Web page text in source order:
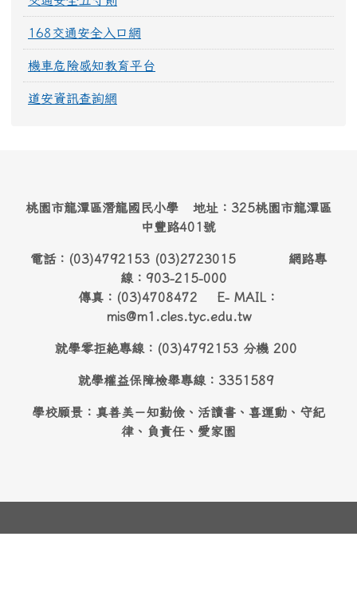
168交通安全入口網
機車危險感知教育平台
道安資訊查詢網
桃園市龍潭區潛龍國民小學 地址：325桃園市龍潭區
中豐路401號
電話：(03)4792153 (03)2723015 網路專
線：903-215-000
傳真：(03)4708472 E- MAIL：
mis@m1.cles.tyc.edu.tw
就學零拒絶專線：(03)4792153 分機 200
就學權益保障檢舉專線：3351589
學校願景：真善美－知勤儉、活讀書、喜運動、守紀
律、負責任、愛家園